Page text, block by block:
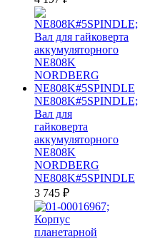
NE808K#5SPINDLE;
Вал для
гайковерта
аккумуляторного
NE808K
NORDBERG
NE808K#5SPINDLE
3 745 ₽